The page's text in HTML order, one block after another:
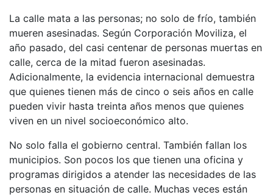
La calle mata a las personas; no solo de frío, también
mueren asesinadas. Según Corporación Moviliza, el
año pasado, del casi centenar de personas muertas en
calle, cerca de la mitad fueron asesinadas.
Adicionalmente, la evidencia internacional demuestra
que quienes tienen más de cinco o seis años en calle
pueden vivir hasta treinta años menos que quienes
viven en un nivel socioeconómico alto.
No solo falla el gobierno central. También fallan los
municipios. Son pocos los que tienen una oficina y
programas dirigidos a atender las necesidades de las
personas en situación de calle. Muchas veces están